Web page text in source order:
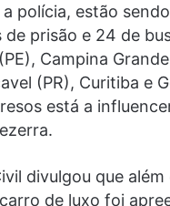
polícia, estão
de prisão e 24 de
Campina
(PR), Curitiba e
está a
divulgou que
de luxo foi